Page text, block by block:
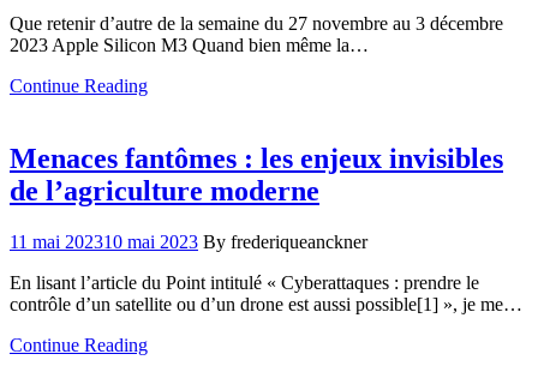
Que retenir d’autre de la semaine du 27 novembre au 3 décembre
2023 Apple Silicon M3 Quand bien même la…
Continue Reading
Menaces fantômes : les enjeux invisibles
de l’agriculture moderne
11 mai 202310 mai 2023 By frederiqueanckner
En lisant l’article du Point intitulé « Cyberattaques : prendre le
contrôle d’un satellite ou d’un drone est aussi possible[1] », je me…
Continue Reading